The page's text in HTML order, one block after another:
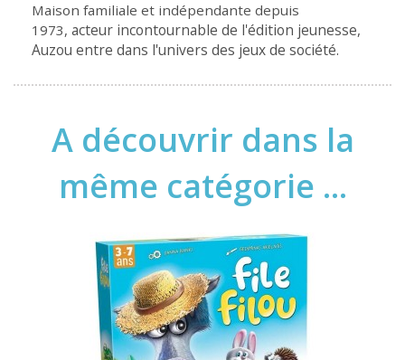
Maison familiale et indépendante depuis
1973, acteur incontournable de l'édition jeunesse,
Auzou entre dans l'univers des jeux de société.
A découvrir dans la
même catégorie ...